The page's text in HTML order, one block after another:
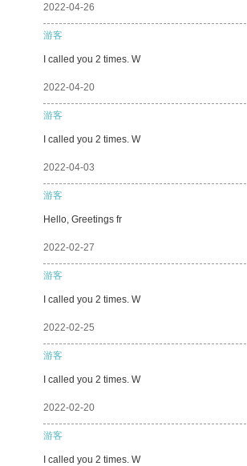
2022-04-26
游客
I called you 2 times. W
2022-04-20
游客
I called you 2 times. W
2022-04-03
游客
Hello, Greetings fr
2022-02-27
游客
I called you 2 times. W
2022-02-25
游客
I called you 2 times. W
2022-02-20
游客
I called you 2 times. W